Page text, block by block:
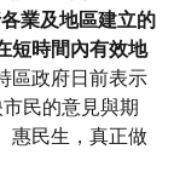
業及地區建立的
短時間內有效地
區政府日前表示
民的意見與期
惠民生，真正做